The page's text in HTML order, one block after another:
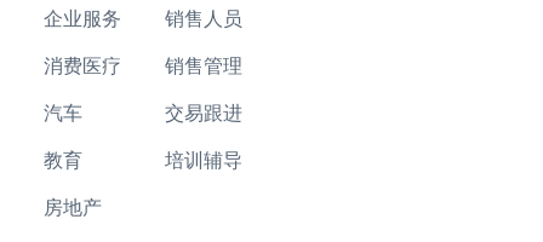
企业服务
消费医疗
汽车
教育
房地产
销售人员
销售管理
交易跟进
培训辅导